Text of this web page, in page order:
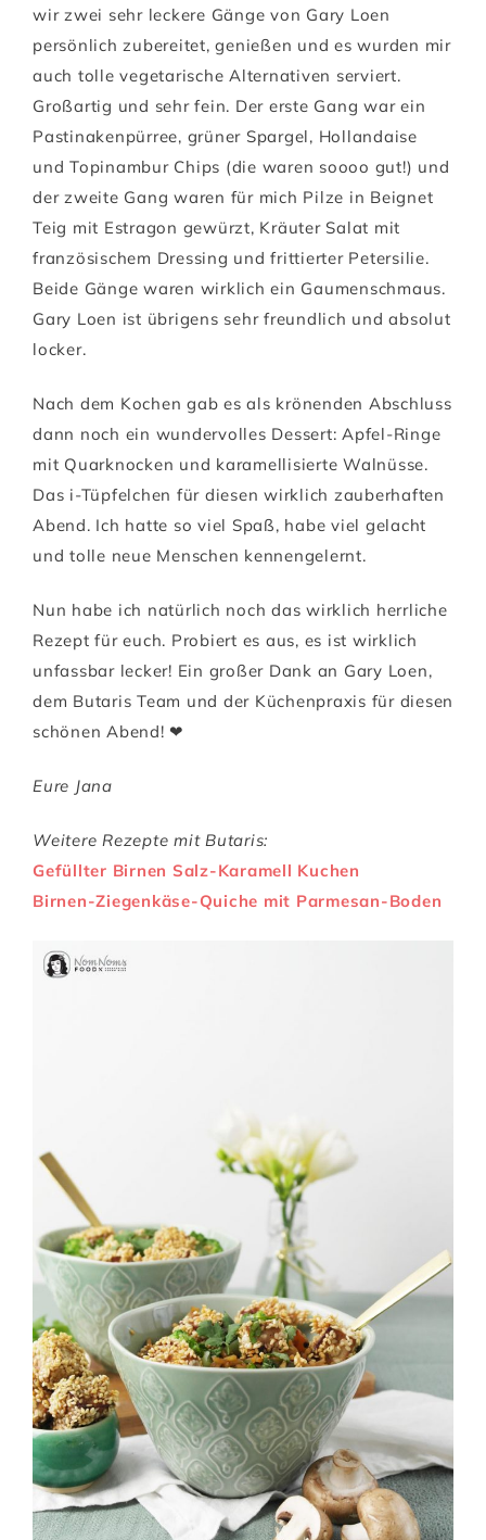
wir zwei sehr leckere Gänge von Gary Loen
persönlich zubereitet, genießen und es wurden mir
auch tolle vegetarische Alternativen serviert.
Großartig und sehr fein. Der erste Gang war ein
Pastinakenpürree, grüner Spargel, Hollandaise
und Topinambur Chips (die waren soooo gut!) und
der zweite Gang waren für mich Pilze in Beignet
Teig mit Estragon gewürzt, Kräuter Salat mit
französischem Dressing und frittierter Petersilie.
Beide Gänge waren wirklich ein Gaumenschmaus.
Gary Loen ist übrigens sehr freundlich und absolut
locker.
Nach dem Kochen gab es als krönenden Abschluss
dann noch ein wundervolles Dessert: Apfel-Ringe
mit Quarknocken und karamellisierte Walnüsse.
Das i-Tüpfelchen für diesen wirklich zauberhaften
Abend. Ich hatte so viel Spaß, habe viel gelacht
und tolle neue Menschen kennengelernt.
Nun habe ich natürlich noch das wirklich herrliche
Rezept für euch. Probiert es aus, es ist wirklich
unfassbar lecker! Ein großer Dank an Gary Loen,
dem Butaris Team und der Küchenpraxis für diesen
schönen Abend! ❤
Eure Jana
Weitere Rezepte mit Butaris:
Gefüllter Birnen Salz-Karamell Kuchen
Birnen-Ziegenkäse-Quiche mit Parmesan-Boden